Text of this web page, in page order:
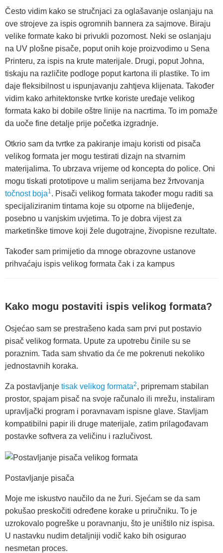
Često vidim kako se stručnjaci za oglašavanje oslanjaju na
ove strojeve za ispis ogromnih bannera za sajmove. Biraju
velike formate kako bi privukli pozornost. Neki se oslanjaju
na UV plošne pisače, poput onih koje proizvodimo u Sena
Printeru, za ispis na krute materijale. Drugi, poput Johna,
tiskaju na različite podloge poput kartona ili plastike. To im
daje fleksibilnost u ispunjavanju zahtjeva klijenata. Također
vidim kako arhitektonske tvrtke koriste uređaje velikog
formata kako bi dobile oštre linije na nacrtima. To im pomaže
da uoče fine detalje prije početka izgradnje.
Otkrio sam da tvrtke za pakiranje imaju koristi od pisača
velikog formata jer mogu testirati dizajn na stvarnim
materijalima. To ubrzava vrijeme od koncepta do police. Oni
mogu tiskati prototipove u malim serijama bez žrtvovanja
točnost boja1. Pisači velikog formata također mogu raditi sa
specijaliziranim tintama koje su otporne na blijeđenje,
posebno u vanjskim uvjetima. To je dobra vijest za
marketinške timove koji žele dugotrajne, živopisne rezultate.
Također sam primijetio da mnoge obrazovne ustanove
prihvaćaju ispis velikog formata čak i za kampus
Kako mogu postaviti ispis velikog formata?
Osjećao sam se prestrašeno kada sam prvi put postavio
pisač velikog formata. Upute za upotrebu činile su se
poraznim. Tada sam shvatio da će me pokrenuti nekoliko
jednostavnih koraka.
Za postavljanje tisak velikog formata2, pripremam stabilan
prostor, spajam pisač na svoje računalo ili mrežu, instaliram
upravljački program i poravnavam ispisne glave. Stavljam
kompatibilni papir ili druge materijale, zatim prilagođavam
postavke softvera za veličinu i razlučivost.
Postavljanje pisača
Moje me iskustvo naučilo da ne žuri. Sjećam se da sam
pokušao preskočiti određene korake u priručniku. To je
uzrokovalo pogreške u poravnanju, što je uništilo niz ispisa.
U nastavku nudim detaljniji vodič kako bih osigurao
nesmetan proces.